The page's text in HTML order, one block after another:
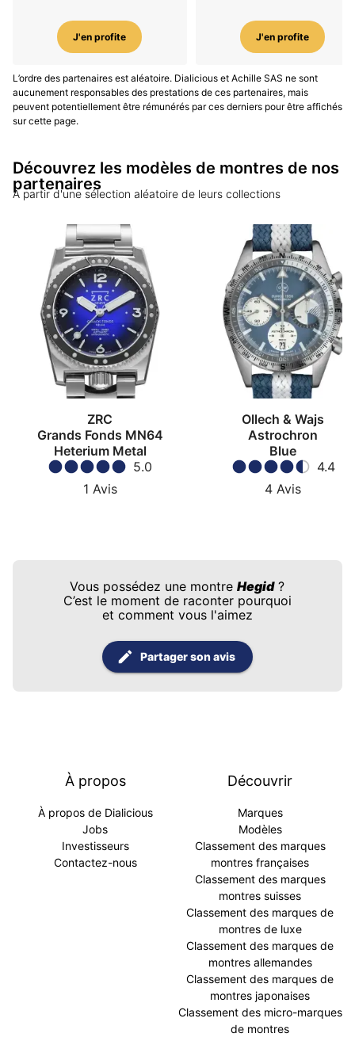
J'en profite J'en profite
L’ordre des partenaires est aléatoire. Dialicious et Achille SAS ne sont
aucunement responsables des prestations de ces partenaires, mais
peuvent potentiellement être rémunérés par ces derniers pour être affichés
sur cette page.
Découvrez les modèles de montres de nos
partenaires
A partir d'une sélection aléatoire de leurs collections
ZRC
Grands Fonds MN64
Heterium Metal
5.0
1 Avis
Ollech & Wajs
Astrochron
Blue
4.4
4 Avis
Vous possédez une montreHegid?
C’est le moment de raconter pourquoi
et comment vous l'aimez
Partager son avis
À propos
À propos de Dialicious
Jobs
Investisseurs
Contactez-nous
Découvrir
Marques
Modèles
Classement des marques
montres françaises
Classement des marques
montres suisses
Classement des marques de
montres de luxe
Classement des marques de
montres allemandes
Classement des marques de
montres japonaises
Classement des micro-marques
de montres